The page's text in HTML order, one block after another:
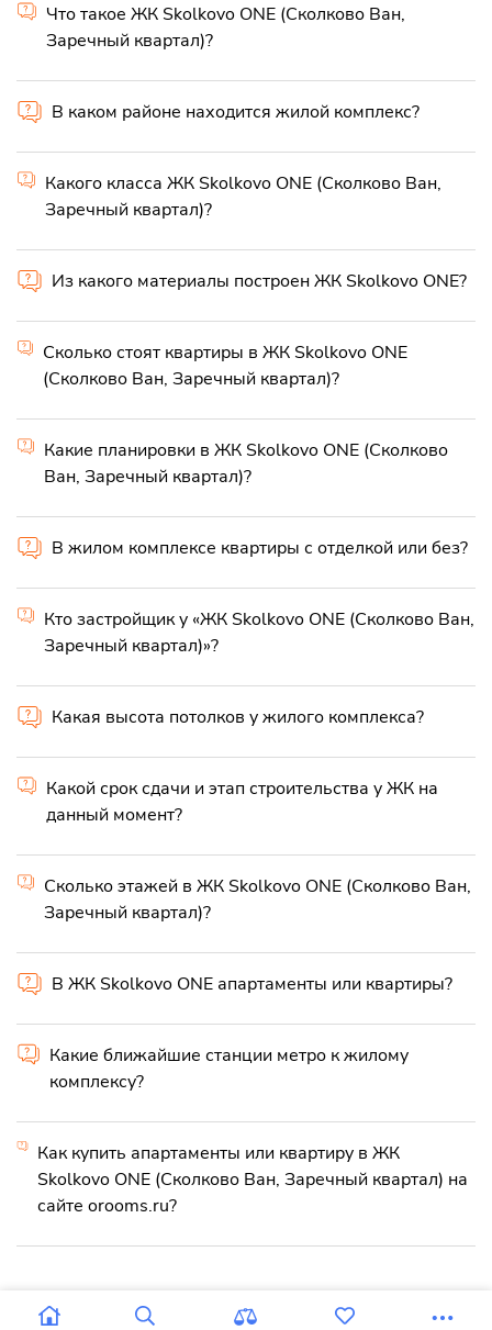
Что такое ЖК Skolkovo ONE (Сколково Ван,
Заречный квартал)?
В каком районе находится жилой комплекс?
Какого класса ЖК Skolkovo ONE (Сколково Ван,
Заречный квартал)?
Из какого материалы построен ЖК Skolkovo ONE?
Сколько стоят квартиры в ЖК Skolkovo ONE
(Сколково Ван, Заречный квартал)?
Какие планировки в ЖК Skolkovo ONE (Сколково
Ван, Заречный квартал)?
В жилом комплексе квартиры с отделкой или без?
Кто застройщик у «ЖК Skolkovo ONE (Сколково Ван,
Заречный квартал)»?
Какая высота потолков у жилого комплекса?
Какой срок сдачи и этап строительства у ЖК на
данный момент?
Сколько этажей в ЖК Skolkovo ONE (Сколково Ван,
Заречный квартал)?
В ЖК Skolkovo ONE апартаменты или квартиры?
Какие ближайшие станции метро к жилому
комплексу?
Как купить апартаменты или квартиру в ЖК
Skolkovo ONE (Сколково Ван, Заречный квартал) на
сайте orooms.ru?